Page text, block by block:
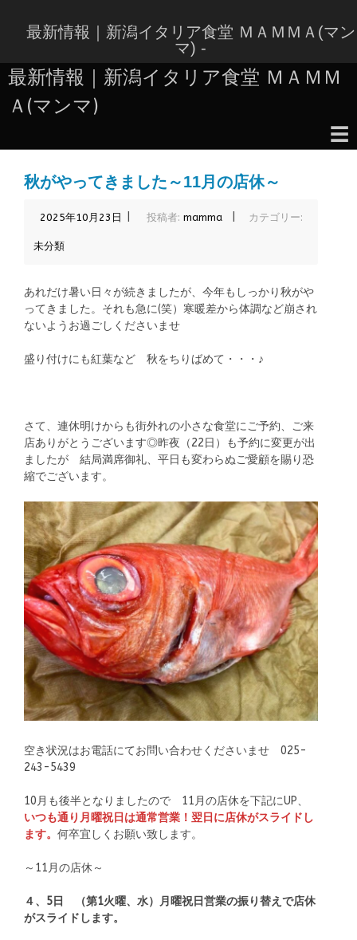
ツ
最新情報｜新潟イタリア食堂 ＭＡＭＭＡ(マン
マ) -
最新情報｜新潟イタリア食堂 ＭＡＭＭ
Ａ(マンマ)
☰
秋がやってきました～11月の店休～
2025年10月23日 投稿者: mamma カテゴリー:
未分類
あれだけ暑い日々が続きましたが、今年もしっかり秋がや
ってきました。それも急に(笑）寒暖差から体調など崩され
ないようお過ごしくださいませ
盛り付けにも紅葉など 秋をちりばめて・・・♪
さて、連休明けからも街外れの小さな食堂にご予約、ご来
店ありがとうございます◎昨夜（22日）も予約に変更が出
ましたが 結局満席御礼、平日も変わらぬご愛顧を賜り恐
縮でございます。
空き状況はお電話にてお問い合わせくださいませ 025-
243-5439
10月も後半となりましたので 11月の店休を下記にUP、
いつも通り月曜祝日は通常営業！翌日に店休がスライドし
ます。 何卒宜しくお願い致します。
～11月の店休～
４、5日 （第1火曜、水）月曜祝日営業の振り替えで店休
がスライドします。